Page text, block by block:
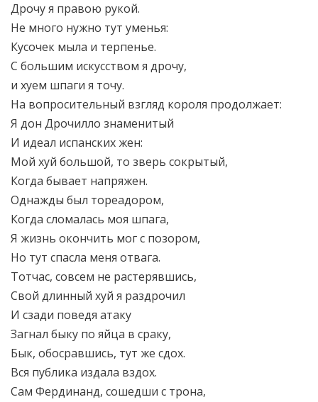
Дрочу я правою рукой.
Не много нужно тут уменья:
Кусочек мыла и терпенье.
С большим искусством я дрочу,
и хуем шпаги я точу.
На вопросительный взгляд короля продолжает:
Я дон Дрочилло знаменитый
И идеал испанских жен:
Мой хуй большой, то зверь сокрытый,
Когда бывает напряжен.
Однажды был тореадором,
Когда сломалась моя шпага,
Я жизнь окончить мог с позором,
Но тут спасла меня отвага.
Тотчас, совсем не растерявшись,
Свой длинный хуй я раздрочил
И сзади поведя атаку
Загнал быку по яйца в сраку,
Бык, обосравшись, тут же сдох.
Вся публика издала вздох.
Сам Фердинанд, сошедши с трона,